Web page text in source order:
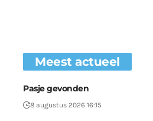
Meest actueel
Pasje gevonden
8 augustus 2026 16:15